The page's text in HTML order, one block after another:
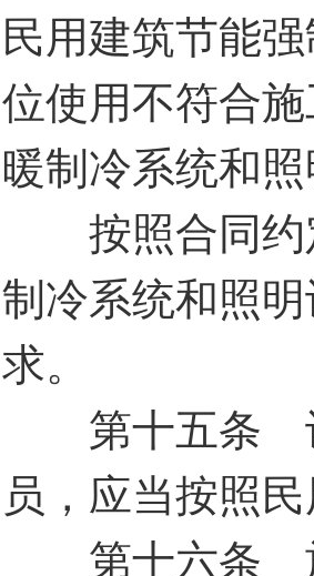
民用建筑节能
位使用不符合
暖制冷系统和照
按照合同约
制冷系统和照
求。
第十五条 设
员，应当按照
第十六条 施